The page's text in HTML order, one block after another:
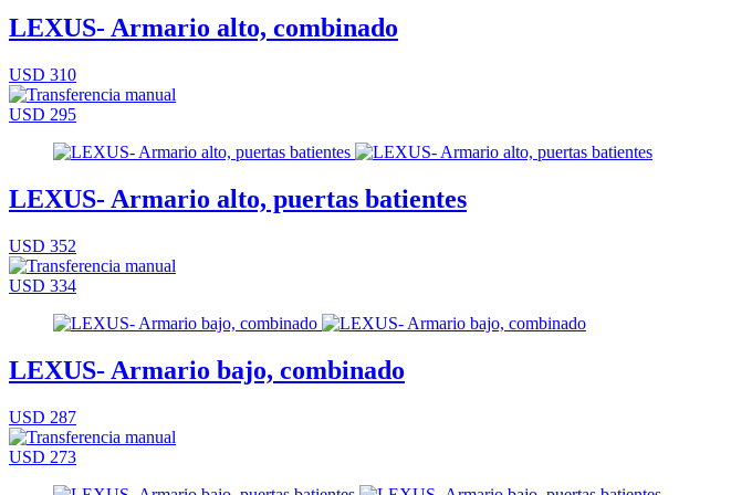
LEXUS- Armario alto, combinado
USD 310
USD 295
LEXUS- Armario alto, puertas batientes
USD 352
USD 334
LEXUS- Armario bajo, combinado
USD 287
USD 273